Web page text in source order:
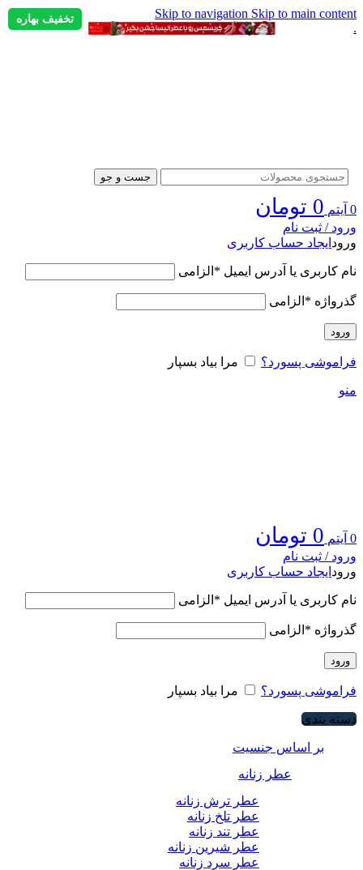
Skip to navigation Skip to main content
.
جست و جو
0 آیتم 0 تومان
ورود / ثبت نام
ورود ایجاد حساب کاربری
نام کاربری یا آدرس ایمیل * الزامی
گذرواژه * الزامی
ورود
فراموشی پسورد؟ مرا بیاد بسپار
منو
0 آیتم 0 تومان
ورود / ثبت نام
ورود ایجاد حساب کاربری
نام کاربری یا آدرس ایمیل * الزامی
گذرواژه * الزامی
ورود
فراموشی پسورد؟ مرا بیاد بسپار
دسته بندی
بر اساس جنسیت
عطر زنانه
عطر ترش زنانه
عطر تلخ زنانه
عطر تند زنانه
عطر شیرین زنانه
عطر سرد زنانه
تخفیف بهاره